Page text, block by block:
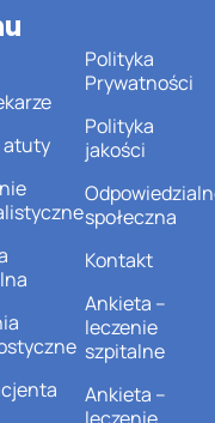
atuty
Polityka
Prywatności
Polityka
jakości
społeczna
Kontakt
Ankieta –
leczenie
szpitalne
Ankieta –